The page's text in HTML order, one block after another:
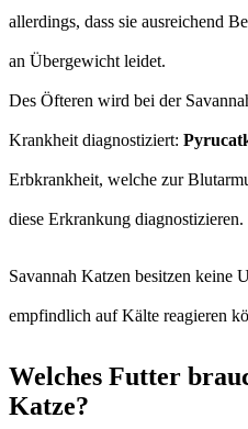
allerdings, dass sie ausreichend
an Übergewicht leidet.
Des Öfteren wird bei der
Krankheit diagnostiziert:
Erbkrankheit, welche zur
diese Erkrankung diagnostizieren.
Savannah Katzen besitzen keine
empfindlich auf Kälte reagieren
Welches Futter
Katze?